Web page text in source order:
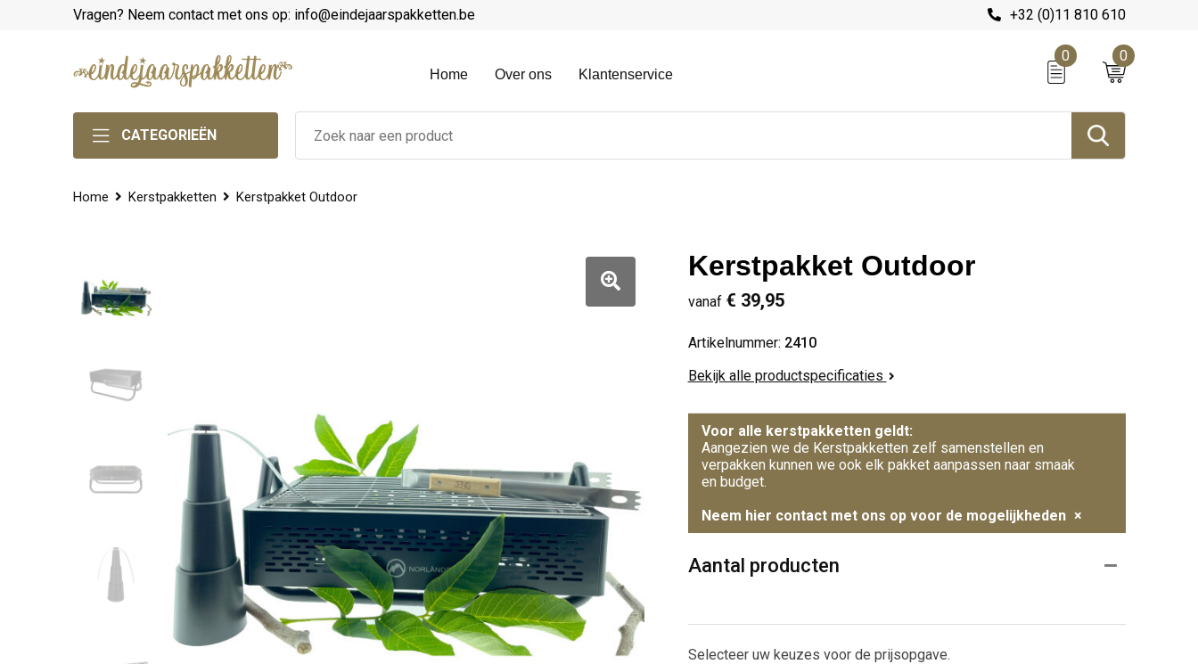
Vragen? Neem contact met ons op: info@eindejaarspakketten.be +32 (0)11 810 610
Home Over ons Klantenservice
0 0
CATEGORIEËN
Home Kerstpakketten Kerstpakket Outdoor
Kerstpakket Outdoor
vanaf € 39,95
Artikelnummer: 2410
Bekijk alle productspecificaties
Voor alle kerstpakketten geldt:
Aangezien we de Kerstpakketten zelf samenstellen en
verpakken kunnen we ook elk pakket aanpassen naar smaak
en budget.
Neem hier contact met ons op voor de mogelijkheden ×
Aantal producten
Selecteer uw keuzes voor de prijsopgave.